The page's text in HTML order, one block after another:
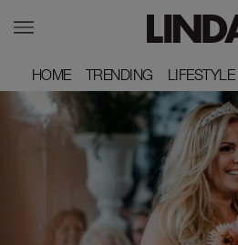
HOME
HOME TRENDING
TRENDING LIFESTYLE
LIFESTYLE